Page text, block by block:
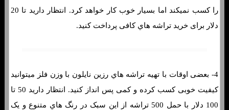
را کسب نمیکند اما بسیار خوب کار خواهد کرد. انتظار دارید تا 20
دلار برای خرید تراشه هاي‌ کافی پرداخت کنید.
4- بعضی اوقات با تهیه تراشه هاي‌ رزین نایلون با وزن فلز میتوانید
کیفیت خوبی کسب کرده و کمی پس انداز کنید. انتظار دارید 50 تا
100 دلار با حمل 500 تراشه از این سبک در رنگ هاي متنوع و یک